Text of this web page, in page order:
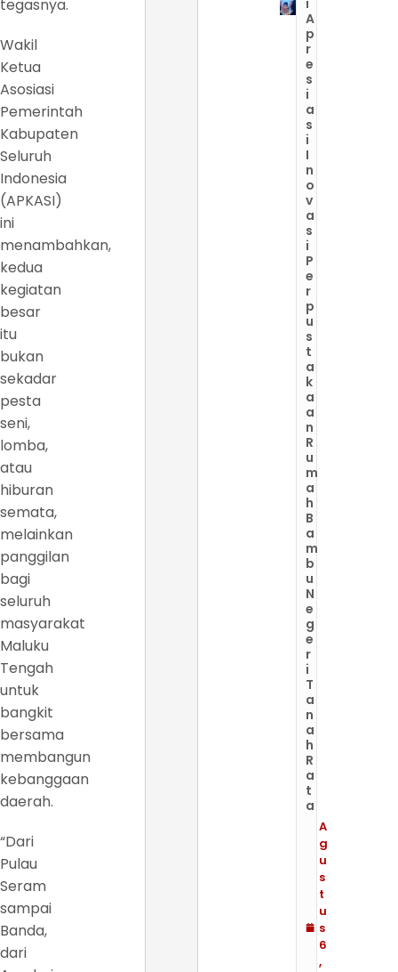
tegasnya.
Wakil
Ketua
Asosiasi
Pemerintah
Kabupaten
Seluruh
Indonesia
(APKASI)
ini
menambahkan,
kedua
kegiatan
besar
itu
bukan
sekadar
pesta
seni,
lomba,
atau
hiburan
semata,
melainkan
panggilan
bagi
seluruh
masyarakat
Maluku
Tengah
untuk
bangkit
bersama
membangun
kebanggaan
daerah.
“Dari
Pulau
Seram
sampai
Banda,
dari
A
p
r
e
s
i
a
s
i
I
n
o
v
a
s
i
P
e
r
p
u
s
t
a
k
a
a
n
R
u
m
a
h
B
a
m
b
u
N
e
g
e
r
i
T
a
n
a
h
R
a
t
a
A
g
u
s
t
u
s
6
,